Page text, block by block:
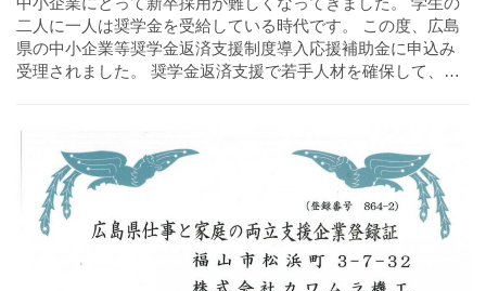
二人に一人は奨学金を受給している時代です。 この度、広島
県の中小企業等奨学金返済支援制度導入応援補助金に申込み
受理されました。 奨学金返済支援で若手人材を確保して、…